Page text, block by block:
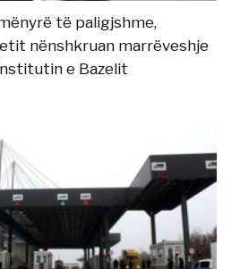
të paligjshme,
nënshkruan marrëveshje
e Bazelit